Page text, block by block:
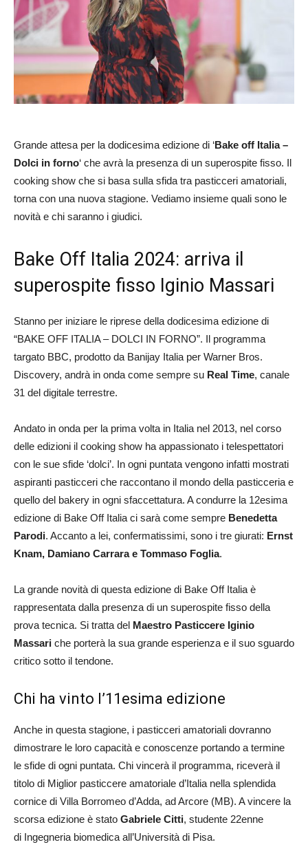
Grande attesa per la dodicesima edizione di ‘Bake off Italia –
Dolci in forno‘ che avrà la presenza di un superospite fisso. Il
cooking show che si basa sulla sfida tra pasticceri amatoriali,
torna con una nuova stagione. Vediamo insieme quali sono le
novità e chi saranno i giudici.
Bake Off Italia 2024: arriva il
superospite fisso Iginio Massari
Stanno per iniziare le riprese della dodicesima edizione di
“BAKE OFF ITALIA – DOLCI IN FORNO”. Il programma
targato BBC, prodotto da Banijay Italia per Warner Bros.
Discovery, andrà in onda come sempre su Real Time, canale
31 del digitale terrestre.
Andato in onda per la prima volta in Italia nel 2013, nel corso
delle edizioni il cooking show ha appassionato i telespettatori
con le sue sfide ‘dolci’. In ogni puntata vengono infatti mostrati
aspiranti pasticceri che raccontano il mondo della pasticceria e
quello del bakery in ogni sfaccettatura. A condurre la 12esima
edizione di Bake Off Italia ci sarà come sempre Benedetta
Parodi. Accanto a lei, confermatissimi, sono i tre giurati: Ernst
Knam, Damiano Carrara e Tommaso Foglia.
La grande novità di questa edizione di Bake Off Italia è
rappresentata dalla presenza di un superospite fisso della
prova tecnica. Si tratta del Maestro Pasticcere Iginio
Massari che porterà la sua grande esperienza e il suo sguardo
critico sotto il tendone.
Chi ha vinto l’11esima edizione
Anche in questa stagione, i pasticceri amatoriali dovranno
dimostrare le loro capacità e conoscenze portando a termine
le sfide di ogni puntata. Chi vincerà il programma, riceverà il
titolo di Miglior pasticcere amatoriale d’Italia nella splendida
cornice di Villa Borromeo d’Adda, ad Arcore (MB). A vincere la
scorsa edizione è stato Gabriele Citti, studente 22enne
di Ingegneria biomedica all’Università di Pisa.